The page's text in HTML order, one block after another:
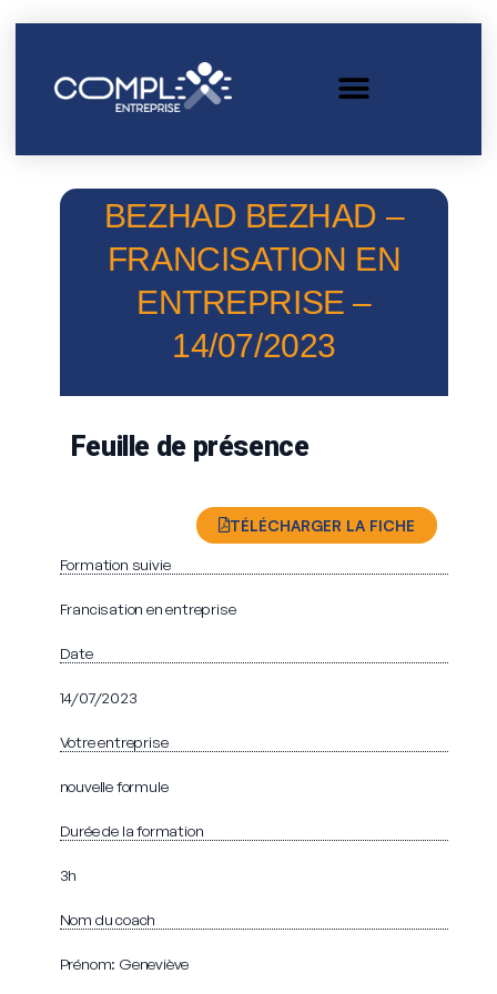
BEZHAD BEZHAD –
FRANCISATION EN
ENTREPRISE –
14/07/2023
Feuille de présence
TÉLÉCHARGER LA FICHE
Formation suivie
Francisation en entreprise
Date
14/07/2023
Votre entreprise
nouvelle formule
Durée de la formation
3h
Nom du coach
Prénom: Geneviève